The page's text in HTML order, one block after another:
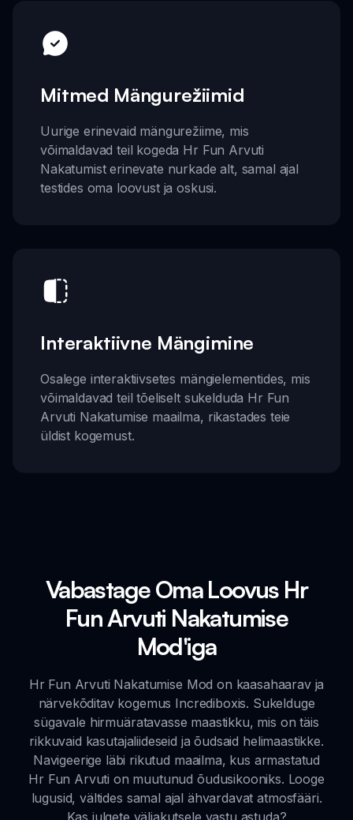
Mitmed Mängurežiimid
Uurige erinevaid mängurežiime, mis
võimaldavad teil kogeda Hr Fun Arvuti
Nakatumist erinevate nurkade alt, samal ajal
testides oma loovust ja oskusi.
Interaktiivne Mängimine
Osalege interaktiivsetes mängielementides, mis
võimaldavad teil tõeliselt sukelduda Hr Fun
Arvuti Nakatumise maailma, rikastades teie
üldist kogemust.
Vabastage Oma Loovus Hr
Fun Arvuti Nakatumise
Mod'iga
Hr Fun Arvuti Nakatumise Mod on kaasahaarav ja
närvekõditav kogemus Incrediboxis. Sukelduge
sügavale hirmuäratavasse maastikku, mis on täis
rikkuvaid kasutajaliideseid ja õudsaid helimaastikke.
Navigeerige läbi rikutud maailma, kus armastatud
Hr Fun Arvuti on muutunud õudusikooniks. Looge
lugusid, vältides samal ajal ähvardavat atmosfääri.